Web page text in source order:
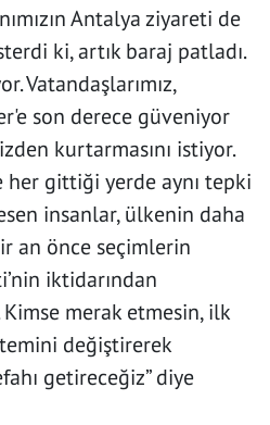
Antalya ziyareti de
ki, artık baraj patladı.
Vatandaşlarımız,
son derece güveniyor
kurtarmasını istiyor.
gittiği yerde aynı tepki
insanlar, ülkenin daha
an önce seçimlerin
iktidarından
merak etmesin, ilk
değiştirerek
getireceğiz” diye